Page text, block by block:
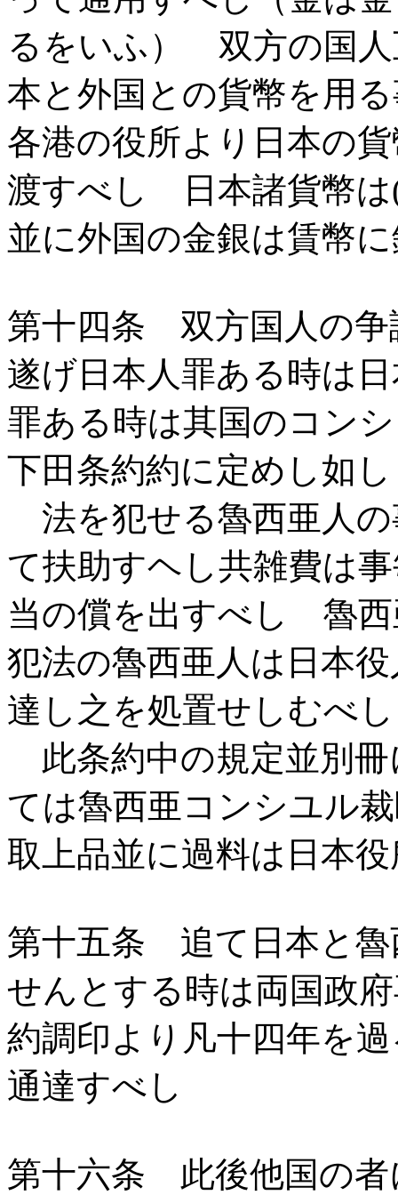
るをいふ） 双方の国人
本と外国との貨幣を用
各港の役所より日本の
渡すべし 日本諸貨幣は
並に外国の金銀は賃幣
第十四条 双方国人の争
遂げ日本人罪ある時は
罪ある時は其国のコン
下田条約約に定めし如し
法を犯せる魯西亜人
て扶助すヘし共雑費は
当の償を出すべし 魯西
犯法の魯西亜人は日本
達し之を処置せしむべし
此条約中の規定並別
ては魯西亜コンシユル
取上品並に過料は日本
第十五条 追て日本と魯
せんとする時は両国政
約調印より凡十四年を
通達すべし
第十六条 此後他国の者